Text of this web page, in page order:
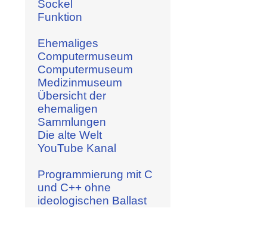
Sockel
Funktion
Ehemaliges
Computermuseum
Computermuseum
Medizinmuseum
Übersicht der
ehemaligen
Sammlungen
Die alte Welt
YouTube Kanal
Programmierung mit C
und C++ ohne
ideologischen Ballast